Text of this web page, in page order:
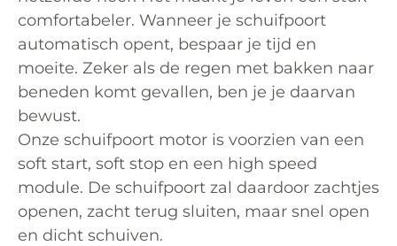
comfortabeler. Wanneer je schuifpoort
automatisch opent, bespaar je tijd en
moeite. Zeker als de regen met bakken naar
beneden komt gevallen, ben je je daarvan
bewust.
Onze schuifpoort motor is voorzien van een
soft start, soft stop en een high speed
module. De schuifpoort zal daardoor zachtjes
openen, zacht terug sluiten, maar snel open
en dicht schuiven.